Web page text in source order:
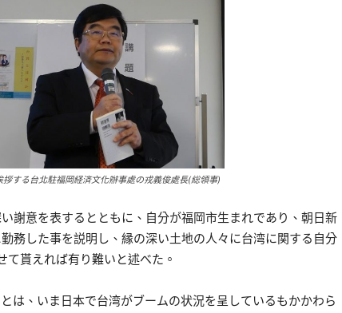
する台北駐福岡経済文化辦事處の戎義俊處長(総領事)
謝意を表するとともに、自分が福岡市生まれであり、朝日新
務した事を説明し、縁の深い土地の人々に台湾に関する自分
貰えれば有り難いと述べた。
は、いま日本で台湾がブームの状況を呈しているもかかわら